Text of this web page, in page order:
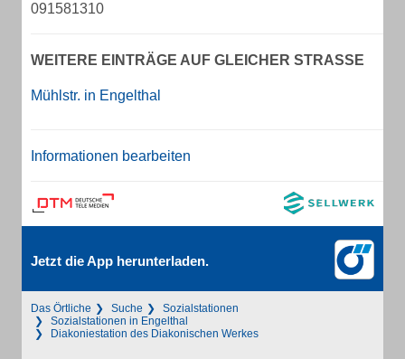
091581310
WEITERE EINTRÄGE AUF GLEICHER STRASSE
Mühlstr. in Engelthal
Informationen bearbeiten
Jetzt die App herunterladen.
Das Örtliche Suche
Sozialstationen
Sozialstationen in Engelthal
Diakoniestation des Diakonischen Werkes